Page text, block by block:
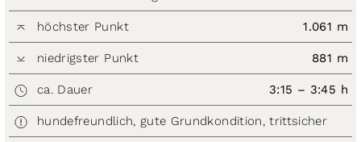
höchster Punkt 1.061 m
niedrigster Punkt 881 m
ca. Dauer 3:15 – 3:45 h
hundefreundlich, gute Grundkondition, trittsicher